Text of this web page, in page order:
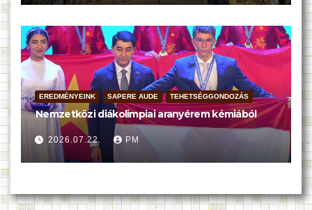
EREDMÉNYEINK SAPERE AUDE TEHETSÉGGONDOZÁS
Nemzetközi diákolimpiai aranyérem kémiából
2026.07.22. PM